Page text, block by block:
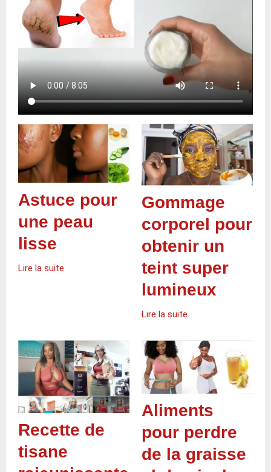
Astuce pour
une peau
lisse
Lire la suite
Gommage
corporel pour
obtenir un
teint super
lumineux
Lire la suite
Recette de
tisane
Aliments
pour perdre
de la graisse